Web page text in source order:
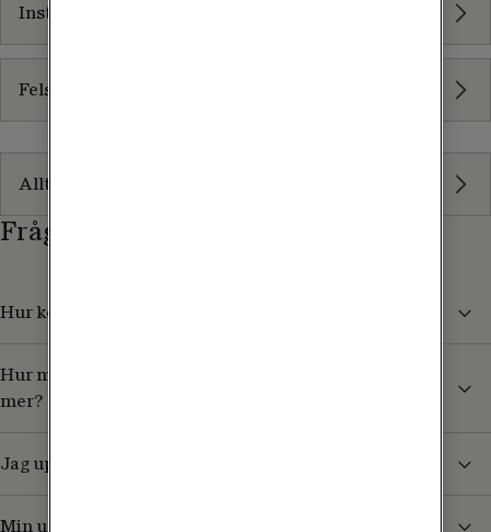
Inställningar
Felsökning
Allt om ADSL
Frågor och svar
Hur kommer jag igång med mitt mobila bredband?
Hur mycket data har jag kvar och hur kan jag fylla på
mer?
Jag upplever låg hastighet, vad kan jag göra?
Min uppkoppling bryts, vad kan jag göra?